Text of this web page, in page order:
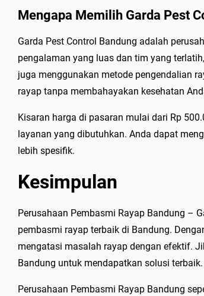
Mengapa Memilih Garda Pest
Garda Pest Control Bandung adalah
pengalaman yang luas dan tim yang
juga menggunakan metode pengendalian
rayap tanpa membahayakan kesehatan
Kisaran harga di pasaran mulai dari Rp
layanan yang dibutuhkan. Anda dapat
lebih spesifik.
Kesimpulan
Perusahaan Pembasmi Rayap Bandung –
pembasmi rayap terbaik di Bandung.
mengatasi masalah rayap dengan efektif.
Bandung untuk mendapatkan solusi terbaik.
Perusahaan Pembasmi Rayap Bandung